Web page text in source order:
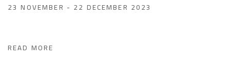
23 NOVEMBER - 22 DECEMBER 2023
READ MORE